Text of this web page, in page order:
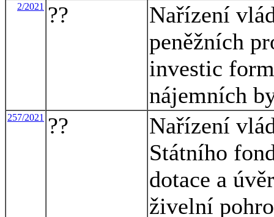
2/2021 ??
Nařízení
peněžních
investic
nájemních
257/2021 ??
Nařízení
Státního
dotace a
živelní